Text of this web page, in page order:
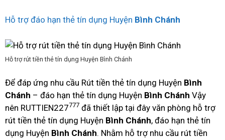
Hỗ trợ đáo hạn thẻ tín dụng Huyện Bình Chánh
Hỗ trợ rút tiền thẻ tín dụng Huyện Bình Chánh
Để đáp ứng nhu cầu Rút tiền thẻ tín dụng Huyện Bình
Chánh – đáo hạn thẻ tín dụng Huyện Bình Chánh Vậy
nên RUTTIEN227777 đã thiết lập tại đây văn phòng hỗ trợ
rút tiền thẻ tín dụng Huyện Bình Chánh, đáo hạn thẻ tín
dụng Huyện Bình Chánh. Nhằm hỗ trợ nhu cầu rút tiền